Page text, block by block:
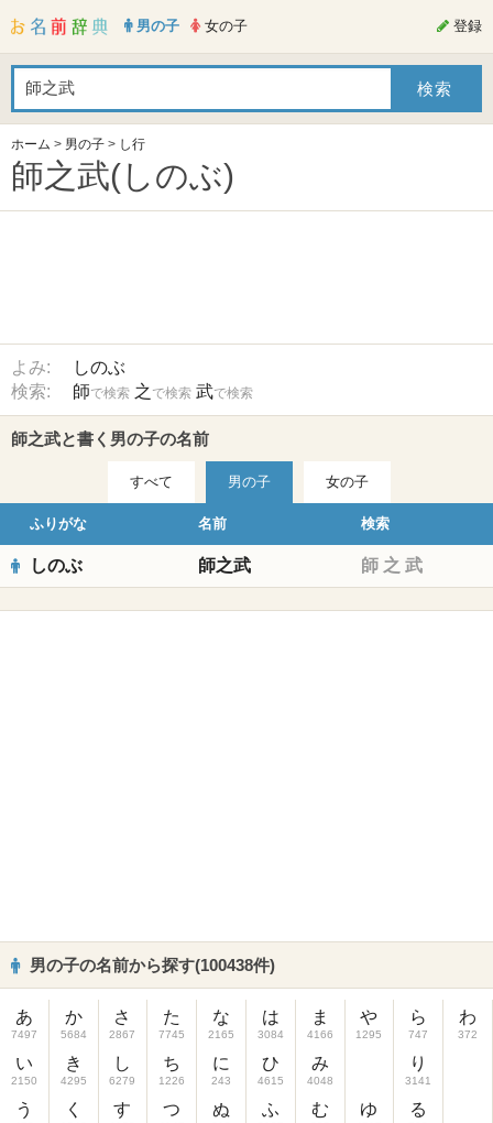
男の子 女の子 登録
ホーム > 男の子 > し行
師之武(しのぶ)
よみ:
しのぶ
検索:
師で検索 之 で検索 武で検索
師之武と書く男の子の名前
すべて 男の子 女の子
ふりがな 名前 検索
しのぶ 師之武 師 之 武
男の子の名前から探す(100438件)
あ
7497
い
2150
う
か
5684
き
4295
く
さ
2867
し
6279
す
た
7745
ち
1226
つ
な
2165
に
243
ぬ
は
3084
ひ
4615
ふ
ま
4166
み
4048
む
や
1295
ゆ
ら
747
り
3141
る
わ
372